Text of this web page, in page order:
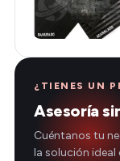
¿TIENES UN
Asesoría
Cuéntanos tu
la solución ideal